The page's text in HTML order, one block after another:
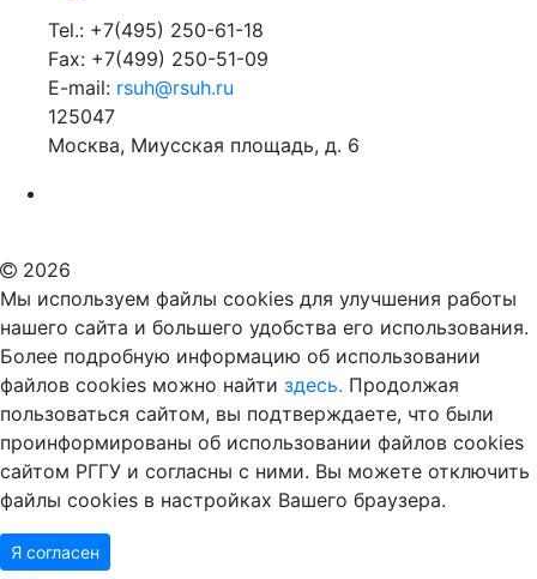
Tel.: +7(495) 250-61-18
Fax: +7(499) 250-51-09
E-mail: rsuh@rsuh.ru
125047
Москва, Миусская площадь, д. 6
2026
Мы используем файлы cookies для улучшения работы
нашего сайта и большего удобства его использования.
Более подробную информацию об использовании
файлов cookies можно найти здесь. Продолжая
пользоваться сайтом, вы подтверждаете, что были
проинформированы об использовании файлов cookies
сайтом РГГУ и согласны с ними. Вы можете отключить
файлы cookies в настройках Вашего браузера.
Я согласен